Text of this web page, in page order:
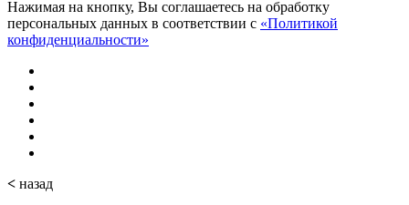
Нажимая на кнопку, Вы соглашаетесь на обработку
персональных данных в соответствии с «Политикой
конфиденциальности»
< назад